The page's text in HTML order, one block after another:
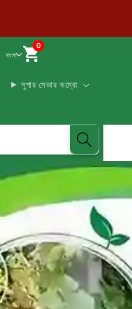
সুপার সেভার কম্বো
বাংলা
0